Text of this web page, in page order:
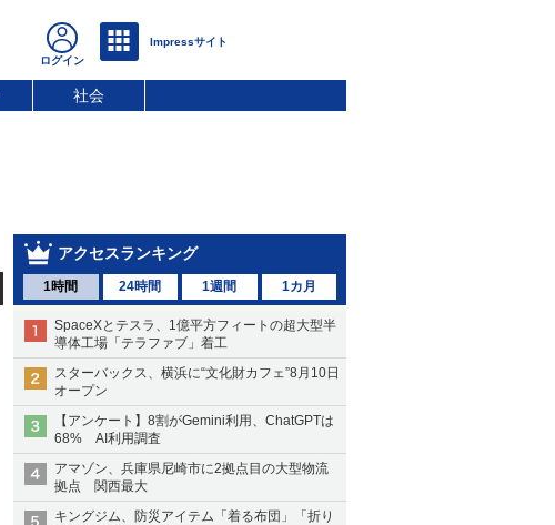
社会
アクセスランキング
1時間 24時間 1週間 1カ月
SpaceXとテスラ、1億平方フィートの超大型半
導体工場「テラファブ」着工
スターバックス、横浜に“文化財カフェ”8月10日
オープン
【アンケート】8割がGemini利用、ChatGPTは
68% AI利用調査
アマゾン、兵庫県尼崎市に2拠点目の大型物流
拠点 関西最大
キングジム、防災アイテム「着る布団」「折り